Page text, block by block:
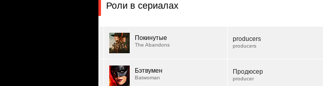
Роли в сериалах
Покинутые
The Abandons
producers
producers
Бэтвумен
Batwoman
Продюсер
producer